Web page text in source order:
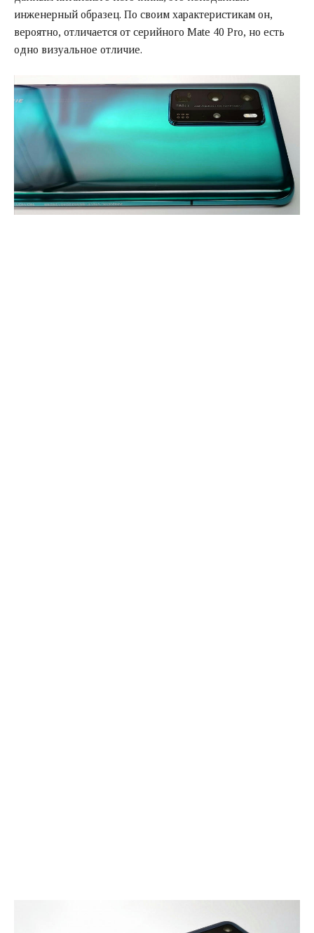
инженерный образец. По своим характеристикам он,
вероятно, отличается от серийного Mate 40 Pro, но есть
одно визуальное отличие.